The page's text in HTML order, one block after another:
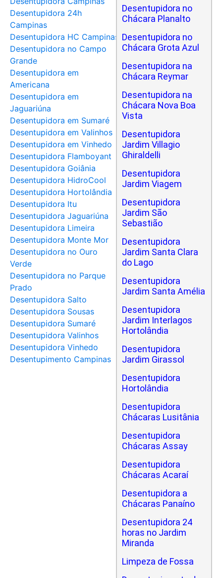
Desentupidora 24h
Campinas
Desentupidora HC Campinas
Desentupidora no Campo
Grande
Desentupidora em
Americana
Desentupidora em
Jaguariúna
Desentupidora em Sumaré
Desentupidora em Valinhos
Desentupidora em Vinhedo
Desentupidora Flamboyant
Desentupidora Goiânia
Desentupidora HidroCool
Desentupidora Hortolândia
Desentupidora Itu
Desentupidora Jaguariúna
Desentupidora Limeira
Desentupidora Monte Mor
Desentupidora no Ouro
Verde
Desentupidora no Parque
Prado
Desentupidora Salto
Desentupidora Sousas
Desentupidora Sumaré
Desentupidora Valinhos
Desentupidora Vinhedo
Desentupimento Campinas
Desentupidora no
Chácara Planalto
Desentupidora no
Chácara Grota Azul
Desentupidora na
Chácara Reymar
Desentupidora na
Chácara Nova Boa
Vista
Desentupidora
Jardim Villagio
Ghiraldelli
Desentupidora
Jardim Viagem
Desentupidora
Jardim São
Sebastião
Desentupidora
Jardim Santa Clara
do Lago
Desentupidora
Jardim Santa Amélia
Desentupidora
Jardim Interlagos
Hortolândia
Desentupidora
Jardim Girassol
Desentupidora
Hortolândia
Desentupidora
Chácaras Lusitânia
Desentupidora
Chácaras Assay
Desentupidora
Chácaras Acaraí
Desentupidora a
Chácaras Panaíno
Desentupidora 24
horas no Jardim
Miranda
Limpeza de Fossa